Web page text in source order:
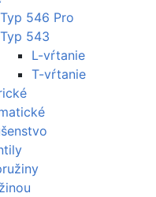
Typ 546 Pro
Typ 543
L-vŕtanie
T-vŕtanie